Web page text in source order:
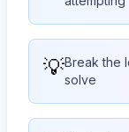
💡Break the
solve